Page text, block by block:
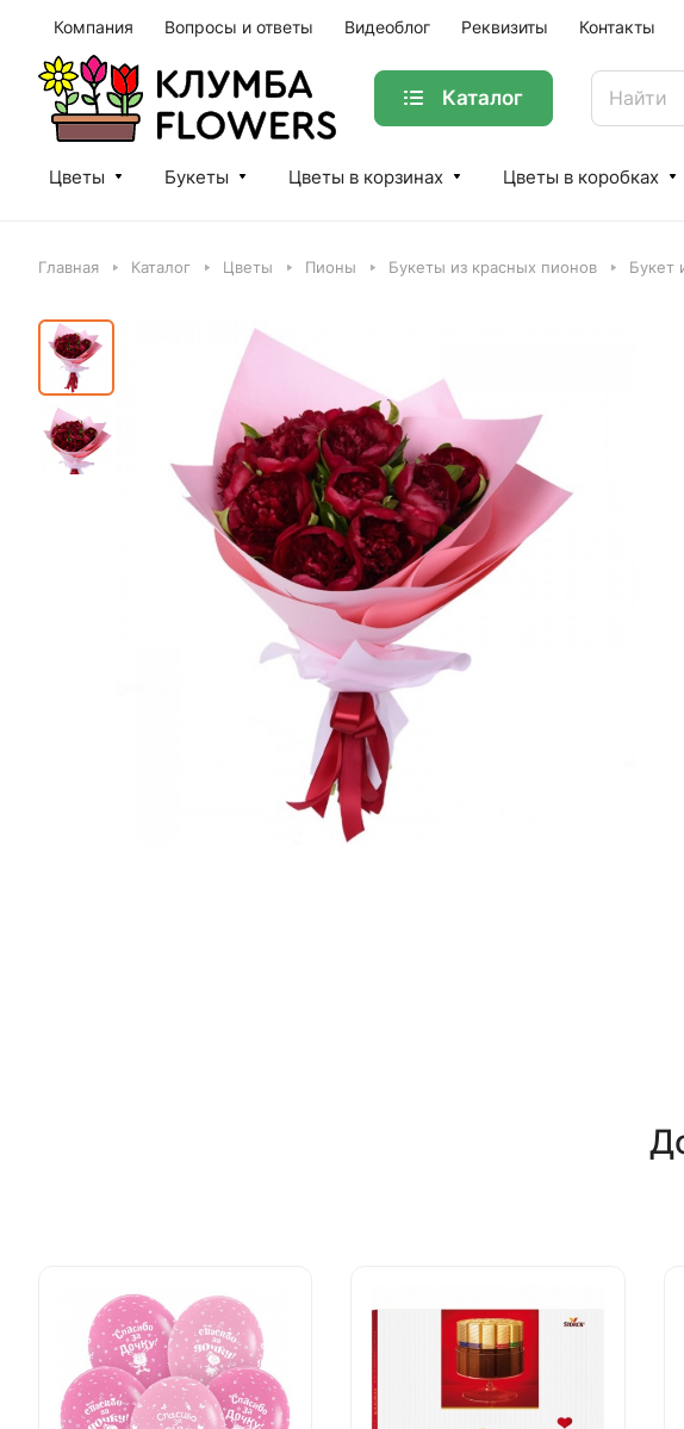
Компания Вопросы и ответы Видеоблог Реквизиты Контакты
Каталог
Цветы Букеты Цветы в корзинах Цветы в коробках
Главная Каталог Цветы Пионы Букеты из красных пионов Букет